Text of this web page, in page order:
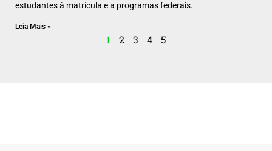
estudantes à matrícula e a programas federais.
Leia Mais »
1 2 3 4 5